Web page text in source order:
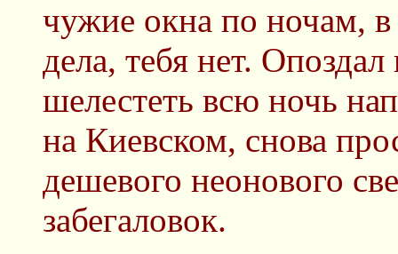
чужие окна по ночам,
дела, тебя нет.
шелестеть всю ночь
на Киевском, снова
дешевого неонового
забегаловок.